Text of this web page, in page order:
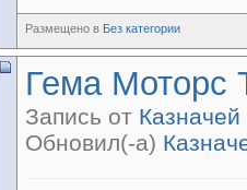
Размещено в Без категории
Гема Моторс
Запись от Казначей
Обновил(-а)